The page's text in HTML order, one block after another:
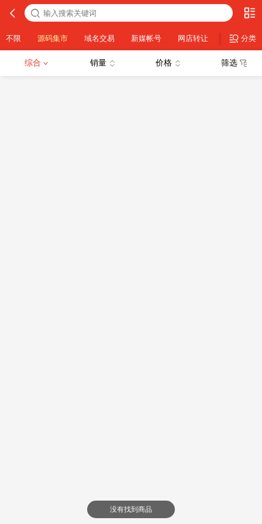
不限 源码集市 域名交易 新媒帐号 网店转让 设计素材
分类
综合 销量 价格 筛选
没有找到商品